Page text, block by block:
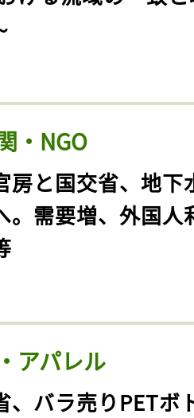
・NGO
房と国交省、地下
。需要増、外国人
アパレル
、バラ売りPETボ